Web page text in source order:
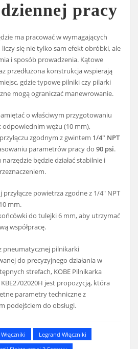
pracy
ma pracować w wymagających
się nie tylko sam efekt obróbki, ale
i sposób prowadzenia. Kątowe
przedłużona konstrukcja wspierają
gdzie typowe pilniki czy pilarki
mogą ograniczać manewrowanie.
o właściwym przygotowaniu
odpowiednim wężu (10 mm),
zgodnym z gwintem 1/4" NPT
parametrów pracy do90 psi.
będzie działać stabilnie i
przyłącze powietrza zgodne z 1/4" NPT
mm.
do tulejki 6 mm, aby utrzymać
współpracę.
pneumatycznej pilnikarki
do precyzyjnego działania w
strefach, KOBE Pilnikarka
jest propozycją, która
parametry techniczne z
podejściem do obsługi.
Legrand Włączniki